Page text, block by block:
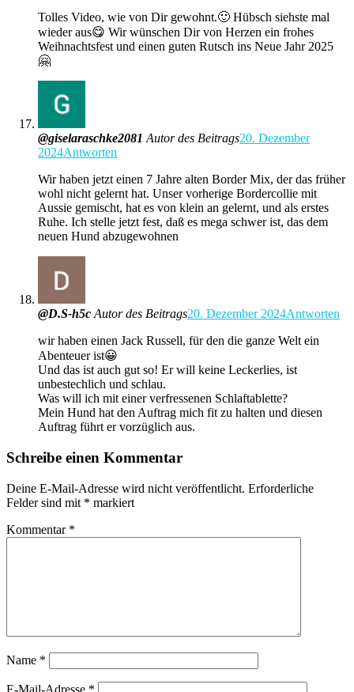
Tolles Video, wie von Dir gewohnt.🙂 Hübsch siehste mal
wieder aus😋 Wir wünschen Dir von Herzen ein frohes
Weihnachtsfest und einen guten Rutsch ins Neue Jahr 2025
🤗
@giselaraschke2081 Autor des Beitrags20. Dezember
2024Antworten
Wir haben jetzt einen 7 Jahre alten Border Mix, der das früher
wohl nicht gelernt hat. Unser vorherige Bordercollie mit
Aussie gemischt, hat es von klein an gelernt, und als erstes
Ruhe. Ich stelle jetzt fest, daß es mega schwer ist, das dem
neuen Hund abzugewohnen
@D.S-h5c Autor des Beitrags20. Dezember 2024Antworten
wir haben einen Jack Russell, für den die ganze Welt ein
Abenteuer ist😀
Und das ist auch gut so! Er will keine Leckerlies, ist
unbestechlich und schlau.
Was will ich mit einer verfressenen Schlaftablette?
Mein Hund hat den Auftrag mich fit zu halten und diesen
Auftrag führt er vorzüglich aus.
Schreibe einen Kommentar
Deine E-Mail-Adresse wird nicht veröffentlicht. Erforderliche
Felder sind mit * markiert
Kommentar *
Name *
E-Mail-Adresse *